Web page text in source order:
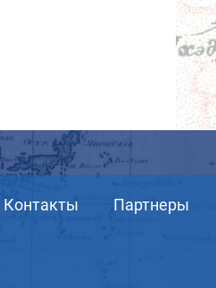
Контакты Партнеры